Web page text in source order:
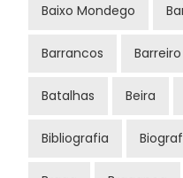
Baixo Mondego
Barrancos Barreiro
Batalhas Beira
Bibliografia